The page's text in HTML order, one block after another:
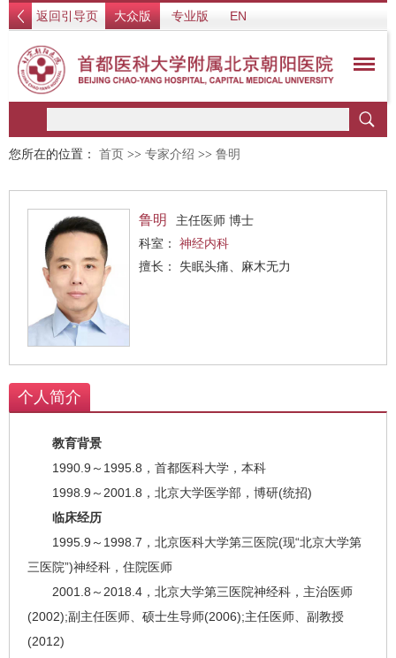
返回引导页 大众版 专业版 EN
您所在的位置： 首页 >> 专家介绍 >> 鲁明
鲁明
主任医师 博士
科室： 神经内科
擅长： 失眠头痛、麻木无力
个人简介
教育背景
1990.9～1995.8，首都医科大学，本科
1998.9～2001.8，北京大学医学部，博研(统招)
临床经历
1995.9～1998.7，北京医科大学第三医院(现“北京大学第
三医院”)神经科，住院医师
2001.8～2018.4，北京大学第三医院神经科，主治医师
(2002);副主任医师、硕士生导师(2006);主任医师、副教授
(2012)